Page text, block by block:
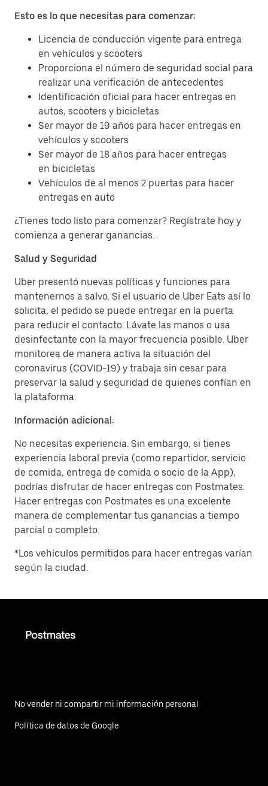
Esto es lo que necesitas para comenzar:
Licencia de conducción vigente para entrega
en vehículos y scooters
Proporciona el número de seguridad social para
realizar una verificación de antecedentes
Identificación oficial para hacer entregas en
autos, scooters y bicicletas
Ser mayor de 19 años para hacer entregas en
vehículos y scooters
Ser mayor de 18 años para hacer entregas
en bicicletas
Vehículos de al menos 2 puertas para hacer
entregas en auto
¿Tienes todo listo para comenzar? Regístrate hoy y
comienza a generar ganancias.
Salud y Seguridad
Uber presentó nuevas políticas y funciones para
mantenernos a salvo. Si el usuario de Uber Eats así lo
solicita, el pedido se puede entregar en la puerta
para reducir el contacto. Lávate las manos o usa
desinfectante con la mayor frecuencia posible. Uber
monitorea de manera activa la situación del
coronavirus (COVID-19) y trabaja sin cesar para
preservar la salud y seguridad de quienes confían en
la plataforma.
Información adicional:
No necesitas experiencia. Sin embargo, si tienes
experiencia laboral previa (como repartidor, servicio
de comida, entrega de comida o socio de la App),
podrías disfrutar de hacer entregas con Postmates.
Hacer entregas con Postmates es una excelente
manera de complementar tus ganancias a tiempo
parcial o completo.
*Los vehículos permitidos para hacer entregas varían
según la ciudad.
No vender ni compartir mi información personal
Política de datos de Google